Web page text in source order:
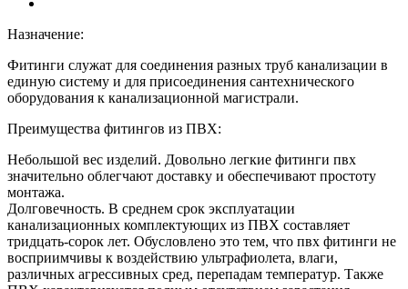
Назначение:
Фитинги служат для соединения разных труб канализации в
единую систему и для присоединения сантехнического
оборудования к канализационной магистрали.
Преимущества фитингов из ПВХ:
Небольшой вес изделий. Довольно легкие фитинги пвх
значительно облегчают доставку и обеспечивают простоту
монтажа.
Долговечность. В среднем срок эксплуатации
канализационных комплектующих из ПВХ составляет
тридцать-сорок лет. Обусловлено это тем, что пвх фитинги не
восприимчивы к воздействию ультрафиолета, влаги,
различных агрессивных сред, перепадам температур. Также